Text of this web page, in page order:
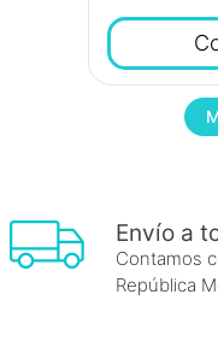
Envío a
Contamos
República